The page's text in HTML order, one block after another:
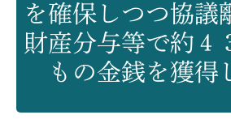
を確保しつつ協議
財産分与等で約４
もの金銭を獲得